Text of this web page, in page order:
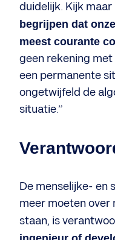
duidelijk. Kijk
begrijpen dat
meest courante
geen rekening
een permanente
ongetwijfeld de
situatie.”
De menselijke- en
meer moeten over
staan, is